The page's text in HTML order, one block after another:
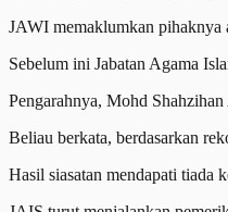
JAWI memaklumkan pihaknya
Sebelum ini Jabatan Agama
Pengarahnya, Mohd
Beliau berkata, berdasarkan
Hasil siasatan mendapati tiada